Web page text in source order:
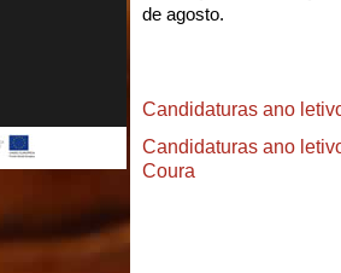
de agosto.
Candidaturas ano
Candidaturas ano
Coura